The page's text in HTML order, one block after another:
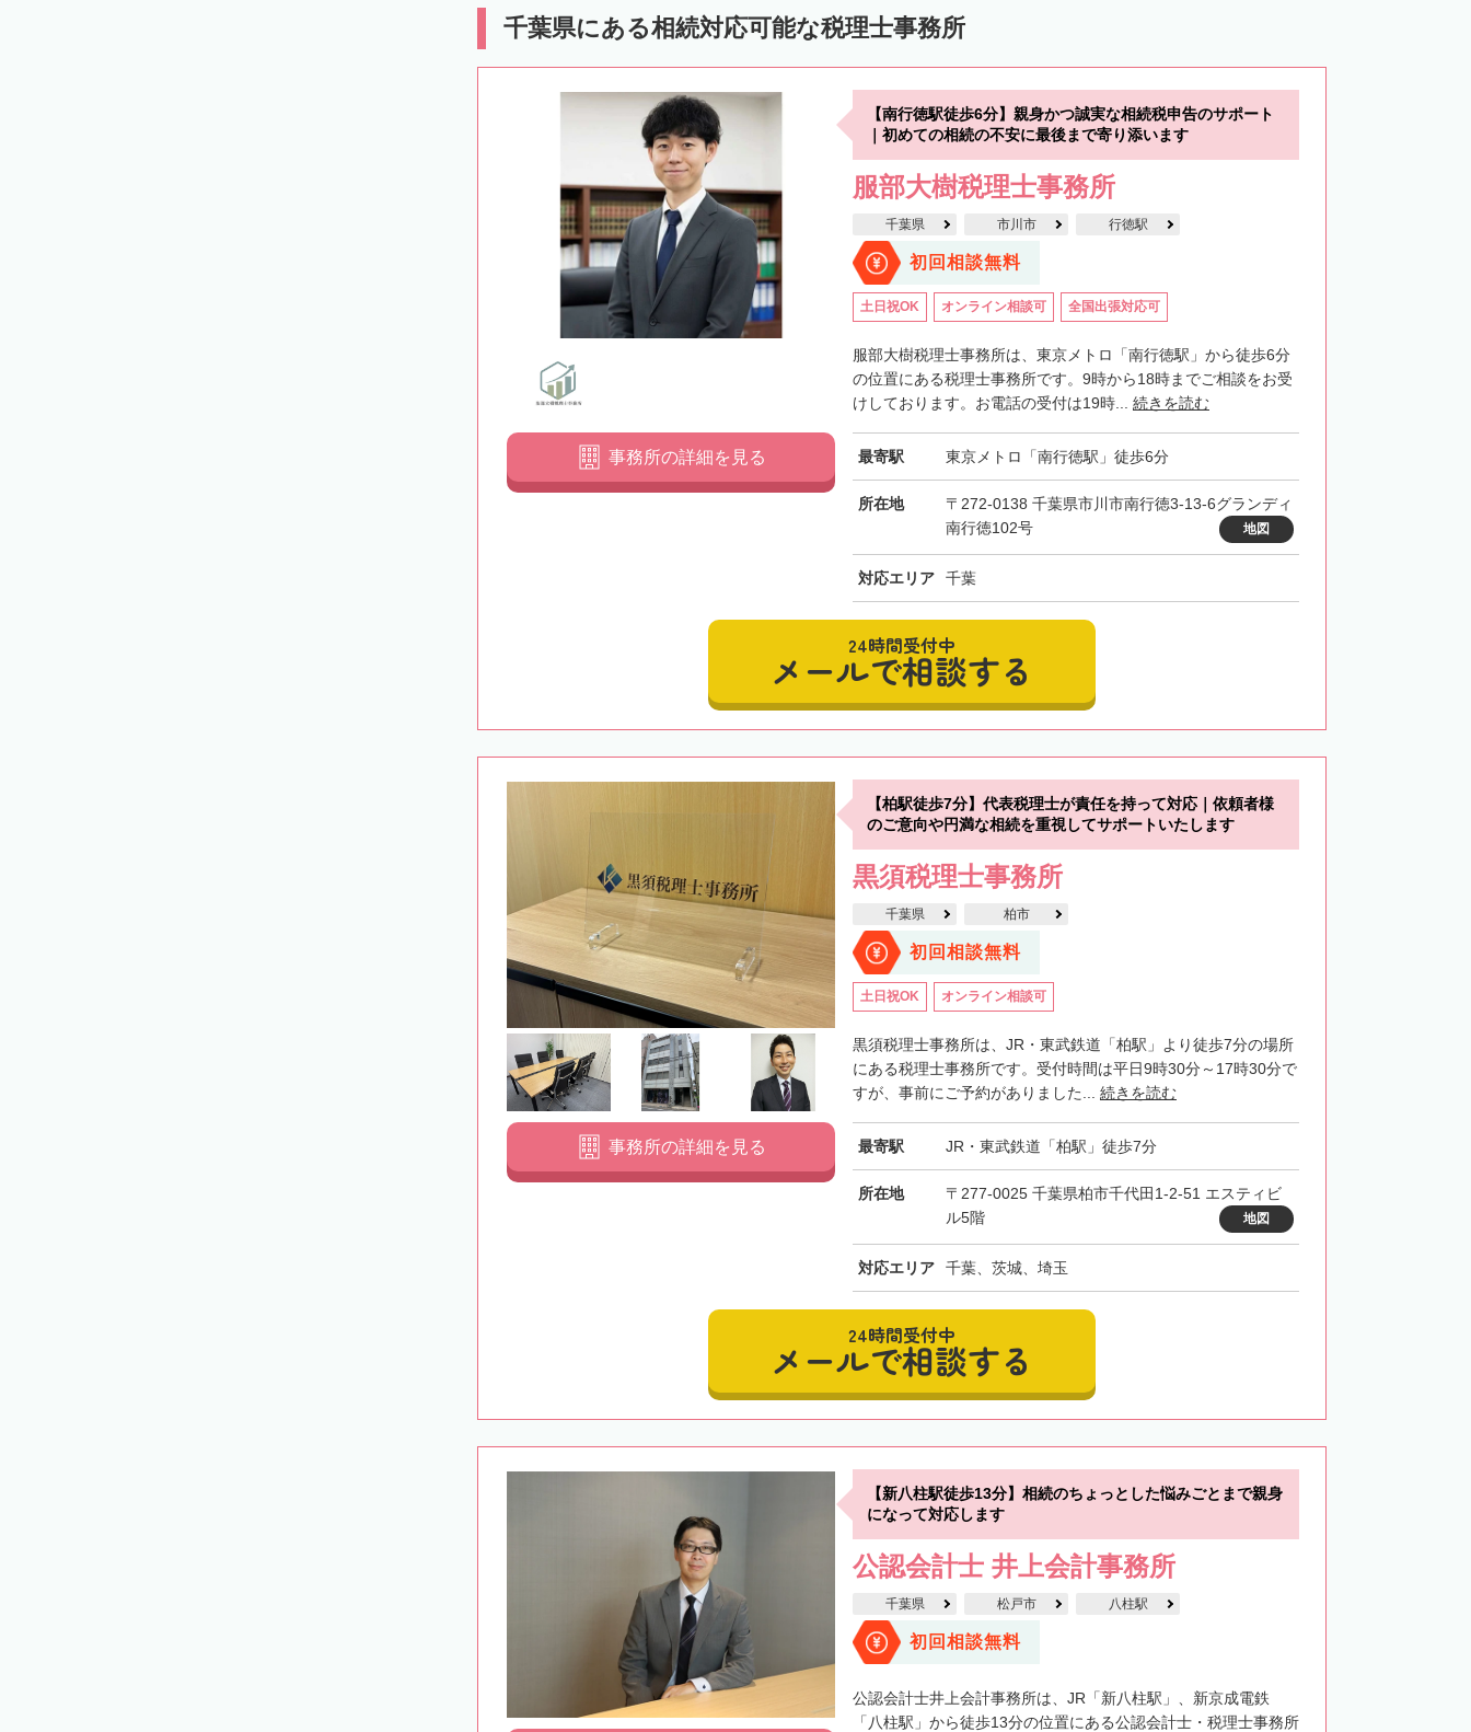
千葉県にある相続対応可能な税理士事務所
【南行徳駅徒歩6分】親身かつ誠実な相続税申告のサポート
｜初めての相続の不安に最後まで寄り添います
服部大樹税理士事務所
千葉県 市川市 行徳駅
初回相談無料
土日祝OK オンライン相談可 全国出張対応可
服部大樹税理士事務所は、東京メトロ「南行徳駅」から徒歩6分
の位置にある税理士事務所です。9時から18時までご相談をお受
けしております。お電話の受付は19時... 続きを読む
最寄駅 東京メトロ「南行徳駅」徒歩6分
所在地
〒272-0138 千葉県市川市南行徳3-13-6グランディ
南行徳102号
地図
対応エリア 千葉
事務所の詳細を見る
24時間受付中
メールで相談する
【柏駅徒歩7分】代表税理士が責任を持って対応｜依頼者様
のご意向や円満な相続を重視してサポートいたします
黒須税理士事務所
千葉県 柏市
初回相談無料
土日祝OK オンライン相談可
黒須税理士事務所は、JR・東武鉄道「柏駅」より徒歩7分の場所
にある税理士事務所です。受付時間は平日9時30分～17時30分で
すが、事前にご予約がありました... 続きを読む
最寄駅 JR・東武鉄道「柏駅」徒歩7分
所在地
〒277-0025 千葉県柏市千代田1-2-51 エスティビ
ル5階
地図
対応エリア 千葉、茨城、埼玉
事務所の詳細を見る
24時間受付中
メールで相談する
【新八柱駅徒歩13分】相続のちょっとした悩みごとまで親身
になって対応します
公認会計士 井上会計事務所
千葉県 松戸市 八柱駅
初回相談無料
公認会計士井上会計事務所は、JR「新八柱駅」、新京成電鉄
「八柱駅」から徒歩13分の位置にある公認会計士・税理士事務所